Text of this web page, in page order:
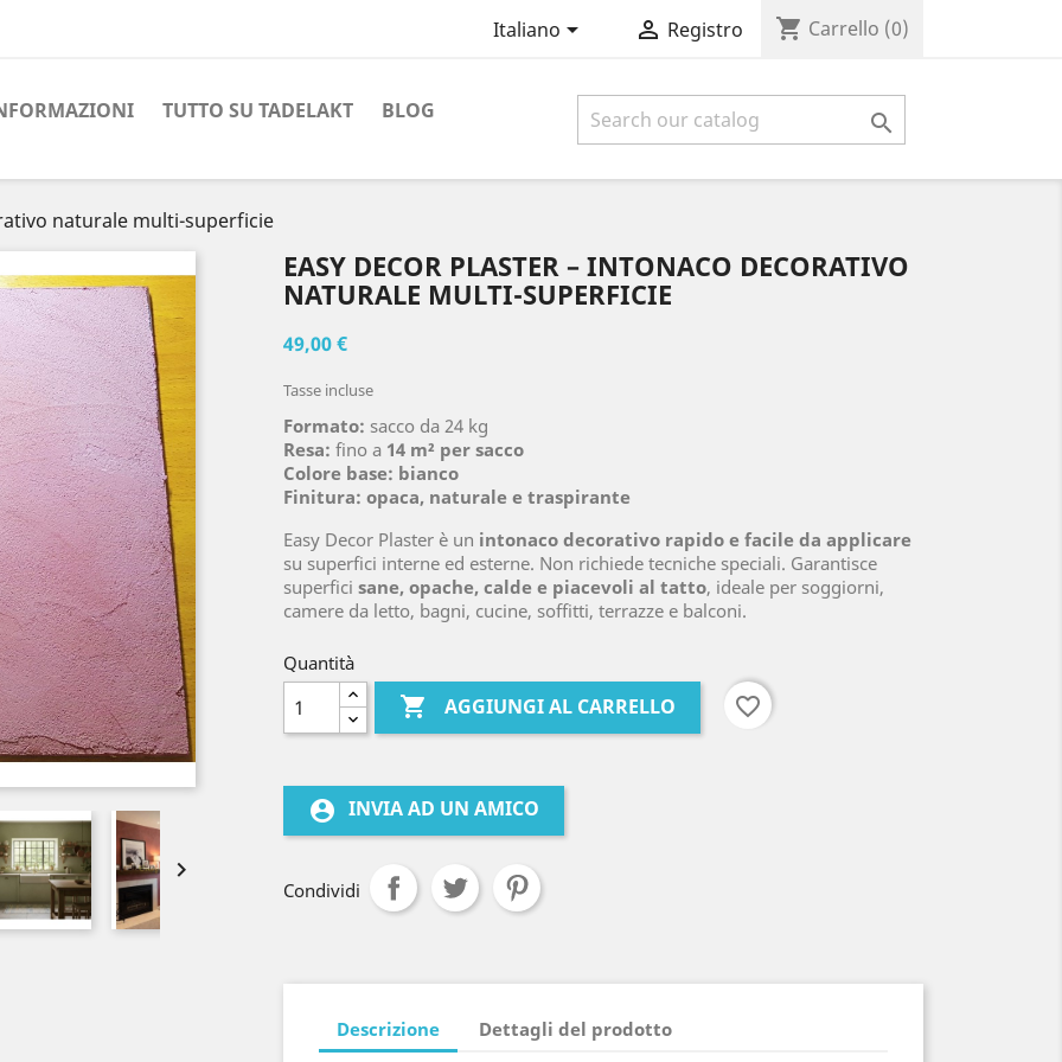
Italiano  Registro shopping_cart Carrello (0)
TUTTO SU TADELAKT BLOG 
naturale multi-superficie

EASY DECOR PLASTER – INTONACO DECORATIVO
NATURALE MULTI-SUPERFICIE
49,00 €
Tasse incluse
Formato: sacco da 24 kg
Resa: fino a 14 m² per sacco
Colore base: bianco
Finitura: opaca, naturale e traspirante
Easy Decor Plaster è un intonaco decorativo rapido e facile da applicare
su superfici interne ed esterne. Non richiede tecniche speciali. Garantisce
superfici sane, opache, calde e piacevoli al tatto, ideale per soggiorni,
camere da letto, bagni, cucine, soffitti, terrazze e balconi.
Quantità
 AGGIUNGI AL CARRELLO favorite_border
account_circle INVIA AD UN AMICO
Condividi
Descrizione Dettagli del prodotto